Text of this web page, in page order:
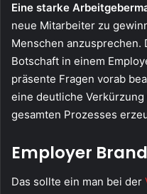
Eine starke
neue Mitarbeiter zu
Menschen
Botschaft in einem
präsente Fragen vorab
eine deutliche
gesamten Prozesses
Employer
Das sollte ein man bei der